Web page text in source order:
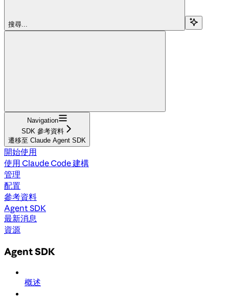
搜尋...
Navigation
SDK 參考資料
遷移至 Claude Agent SDK
開始使用
使用 Claude Code 建構
管理
配置
參考資料
Agent SDK
最新消息
資源
Agent SDK
概述